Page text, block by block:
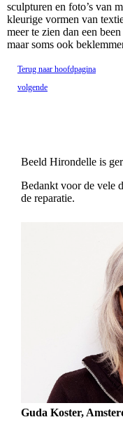
sculpturen en foto’s van
kleurige vormen van
meer te zien dan een
maar soms ook
Terug naar hoofdpagina
volgende
Beeld Hirondelle is
Bedankt voor de vele
de reparatie.
Guda Koster,